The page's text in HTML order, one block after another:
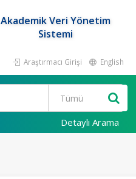
Akademik Veri Yönetim
Sistemi
Araştırmacı Girişi English
Detaylı Arama